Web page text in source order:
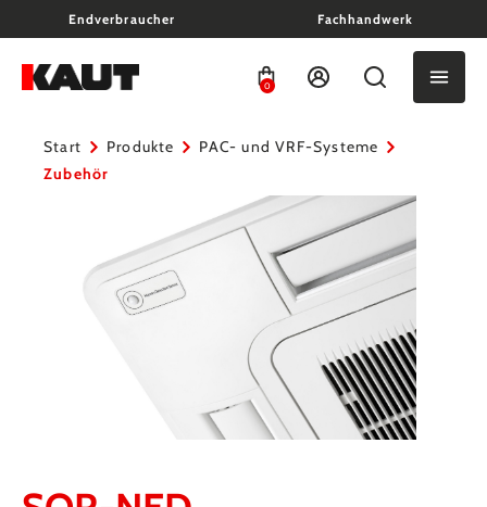
springenEndverbraucher Fachhandwerk
0
Start Produkte
PAC- und VRF-Systeme
Zubehör